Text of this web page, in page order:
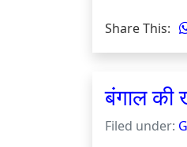
Share This:
बंगाल की
Filed under: